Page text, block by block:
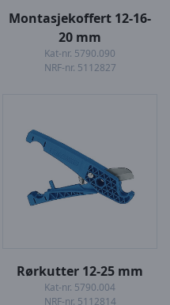
Montasjekoffert 12-16-
20 mm
Kat-nr. 5790.090
NRF-nr. 5112827
Rørkutter 12-25 mm
Kat-nr. 5790.004
NRF-nr. 5112814